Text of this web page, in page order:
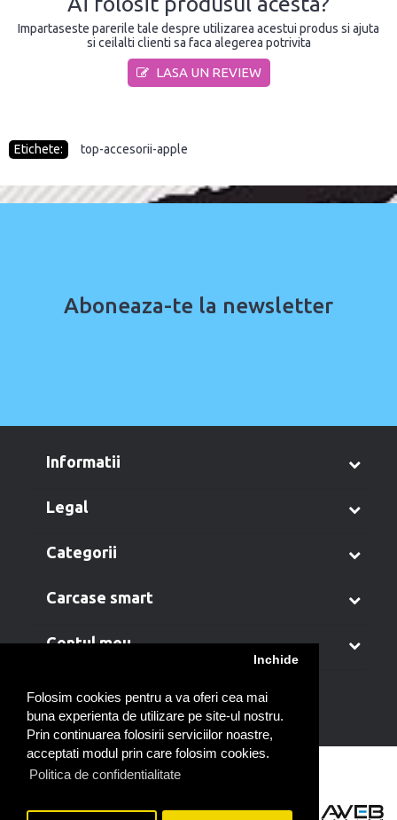
Folosim cookies pentru a va oferi cea mai
buna experienta de utilizare pe site-ul nostru.
Prin continuarea folosirii serviciilor noastre,
acceptati modul prin care folosim cookies.
Politica de confidentialitate
Inchide
Impartaseste parerile tale despre utilizarea acestui produs si ajuta
si ceilalti clienti sa faca alegerea potrivita
LASA UN REVIEW
Etichete: top-accesorii-apple
Aboneaza-te la newsletter
informatii
legal
categorii
carcase smart
contul meu